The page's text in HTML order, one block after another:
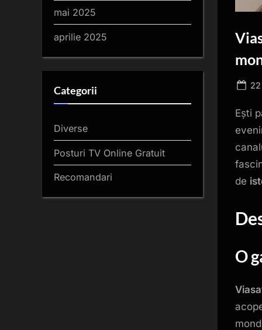
Ești
de
O
mai 2025
aprilie 2025
Categorii
Diverse
Posturi TV Online Gratuit
Recomandari